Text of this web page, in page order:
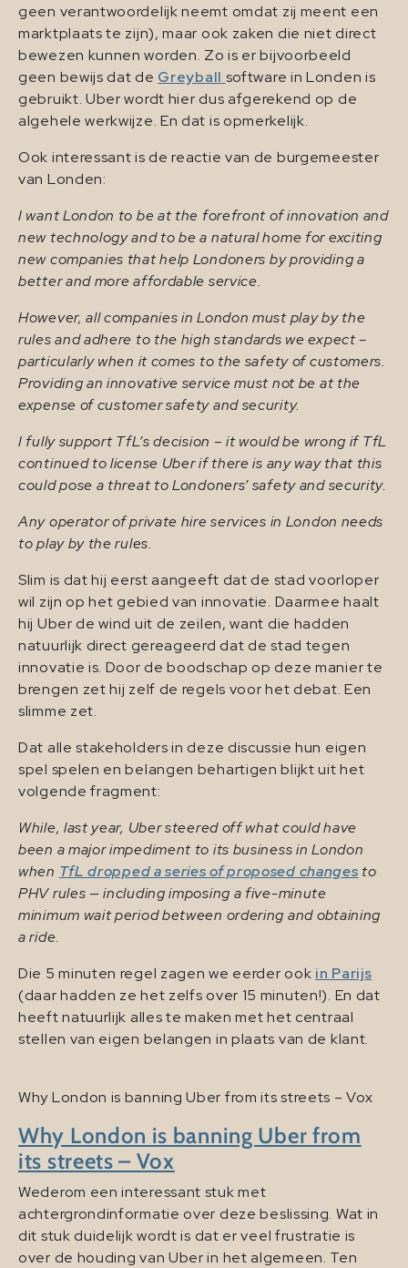
geen verantwoordelijk neemt omdat zij meent een
marktplaats te zijn), maar ook zaken die niet direct
bewezen kunnen worden. Zo is er bijvoorbeeld
geen bewijs dat de Greyball software in Londen is
gebruikt. Uber wordt hier dus afgerekend op de
algehele werkwijze. En dat is opmerkelijk.
Ook interessant is de reactie van de burgemeester
van Londen:
I want London to be at the forefront of innovation and
new technology and to be a natural home for exciting
new companies that help Londoners by providing a
better and more affordable service.
However, all companies in London must play by the
rules and adhere to the high standards we expect –
particularly when it comes to the safety of customers.
Providing an innovative service must not be at the
expense of customer safety and security.
I fully support TfL’s decision – it would be wrong if TfL
continued to license Uber if there is any way that this
could pose a threat to Londoners’ safety and security.
Any operator of private hire services in London needs
to play by the rules.
Slim is dat hij eerst aangeeft dat de stad voorloper
wil zijn op het gebied van innovatie. Daarmee haalt
hij Uber de wind uit de zeilen, want die hadden
natuurlijk direct gereageerd dat de stad tegen
innovatie is. Door de boodschap op deze manier te
brengen zet hij zelf de regels voor het debat. Een
slimme zet.
Dat alle stakeholders in deze discussie hun eigen
spel spelen en belangen behartigen blijkt uit het
volgende fragment:
While, last year, Uber steered off what could have
been a major impediment to its business in London
when TfL dropped a series of proposed changes to
PHV rules — including imposing a five-minute
minimum wait period between ordering and obtaining
a ride.
Die 5 minuten regel zagen we eerder ook in Parijs
(daar hadden ze het zelfs over 15 minuten!). En dat
heeft natuurlijk alles te maken met het centraal
stellen van eigen belangen in plaats van de klant.
Why London is banning Uber from its streets – Vox
Why London is banning Uber from
its streets – Vox
Wederom een interessant stuk met
achtergrondinformatie over deze beslissing. Wat in
dit stuk duidelijk wordt is dat er veel frustratie is
over de houding van Uber in het algemeen. Ten